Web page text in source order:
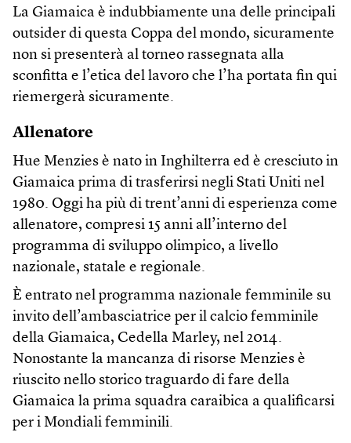
La Giamaica è indubbiamente una delle principali
outsider di questa Coppa del mondo, sicuramente
non si presenterà al torneo rassegnata alla
sconfitta e l’etica del lavoro che l’ha portata fin qui
riemergerà sicuramente.
Allenatore
Hue Menzies è nato in Inghilterra ed è cresciuto in
Giamaica prima di trasferirsi negli Stati Uniti nel
1980. Oggi ha più di trent’anni di esperienza come
allenatore, compresi 15 anni all’interno del
programma di sviluppo olimpico, a livello
nazionale, statale e regionale.
È entrato nel programma nazionale femminile su
invito dell’ambasciatrice per il calcio femminile
della Giamaica, Cedella Marley, nel 2014.
Nonostante la mancanza di risorse Menzies è
riuscito nello storico traguardo di fare della
Giamaica la prima squadra caraibica a qualificarsi
per i Mondiali femminili.